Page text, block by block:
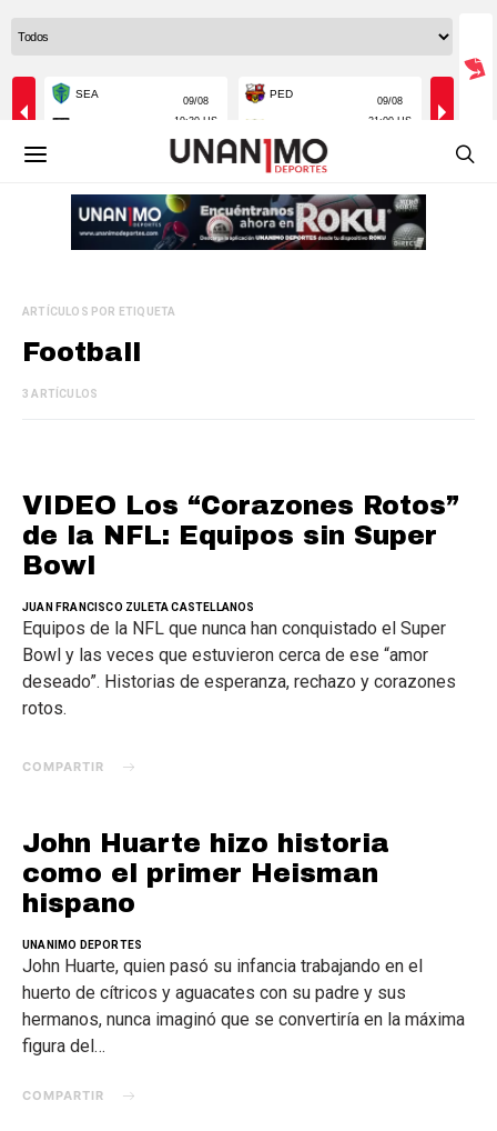
ARTÍCULOS POR ETIQUETA
Football
3 ARTÍCULOS
VIDEO Los “Corazones Rotos”
de la NFL: Equipos sin Super
Bowl
JUAN FRANCISCO ZULETA CASTELLANOS
Equipos de la NFL que nunca han conquistado el Super
Bowl y las veces que estuvieron cerca de ese “amor
deseado”. Historias de esperanza, rechazo y corazones
rotos.
COMPARTIR
John Huarte hizo historia
como el primer Heisman
hispano
UNANIMO DEPORTES
John Huarte, quien pasó su infancia trabajando en el
huerto de cítricos y aguacates con su padre y sus
hermanos, nunca imaginó que se convertiría en la máxima
figura del…
COMPARTIR